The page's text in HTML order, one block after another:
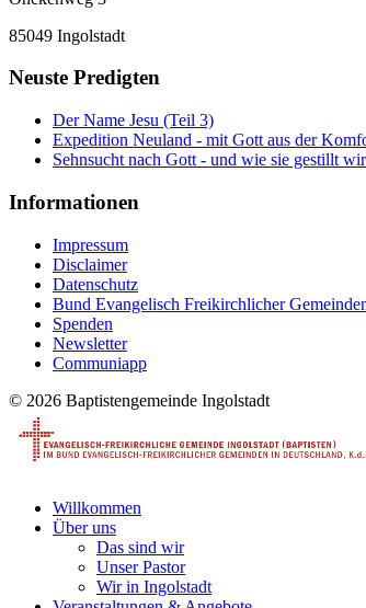
85049 Ingolstadt
Neuste Predigten
Der Name Jesu (Teil 3)
Expedition Neuland - mit Gott aus der
Sehnsucht nach Gott - und wie sie gestillt
Informationen
Impressum
Disclaimer
Datenschutz
Bund Evangelisch Freikirchlicher
Spenden
Newsletter
Communiapp
© 2026 Baptistengemeinde Ingolstadt
Willkommen
Über uns
Das sind wir
Unser Pastor
Wir in Ingolstadt